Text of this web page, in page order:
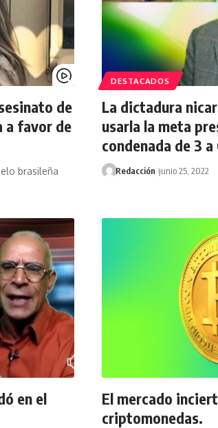
de
a favor de
brasileña
DESTACADOS
La dictadura
usarla la meta
condenada de 3
Redacción junio 25, 2022
en el
El mercado
criptomonedas.